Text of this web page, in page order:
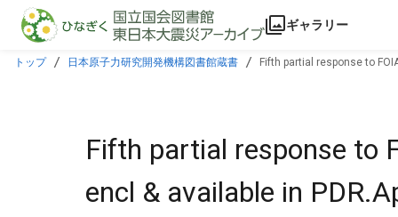
本文に飛ぶ
ギャラリー
トップ 日本原子力研究開発機構図書館蔵書
Fifth partial response to
Fifth partial response to
encl & available in